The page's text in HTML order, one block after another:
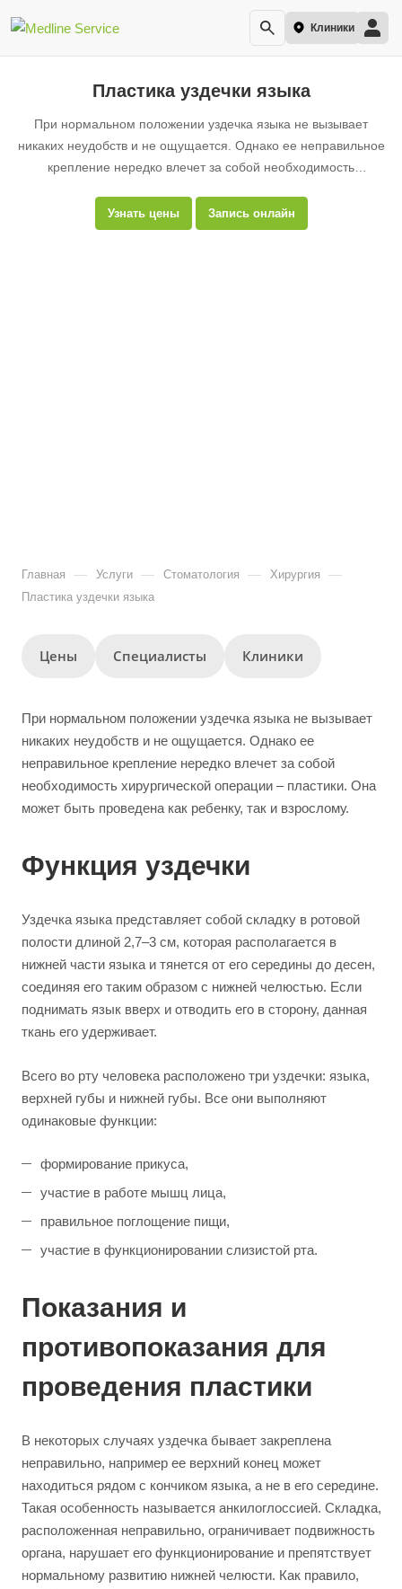
Клиники
Пластика уздечки языка
При нормальном положении уздечка языка не вызывает
никаких неудобств и не ощущается. Однако ее неправильное
крепление нередко влечет за собой необходимость
проведена как ребенку, так и взрослому.
Узнать цены Запись онлайн
Главная — Услуги — Стоматология — Хирургия —
Пластика уздечки языка
Цены Специалисты Клиники
При нормальном положении уздечка языка не вызывает
никаких неудобств и не ощущается. Однако ее
неправильное крепление нередко влечет за собой
необходимость хирургической операции – пластики. Она
может быть проведена как ребенку, так и взрослому.
Функция уздечки
Уздечка языка представляет собой складку в ротовой
полости длиной 2,7–3 см, которая располагается в
нижней части языка и тянется от его середины до десен,
соединяя его таким образом с нижней челюстью. Если
поднимать язык вверх и отводить его в сторону, данная
ткань его удерживает.
Всего во рту человека расположено три уздечки: языка,
верхней губы и нижней губы. Все они выполняют
одинаковые функции:
формирование прикуса,
участие в работе мышц лица,
правильное поглощение пищи,
участие в функционировании слизистой рта.
Показания и
противопоказания для
проведения пластики
В некоторых случаях уздечка бывает закреплена
неправильно, например ее верхний конец может
находиться рядом с кончиком языка, а не в его середине.
Такая особенность называется анкилоглоссией. Складка,
расположенная неправильно, ограничивает подвижность
органа, нарушает его функционирование и препятствует
нормальному развитию нижней челюсти. Как правило,